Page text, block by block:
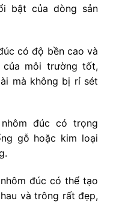
bật của dòng sản
có độ bền cao và
môi trường tốt,
mà không bị rỉ sét
đúc có trọng
gỗ hoặc kim loại
đúc có thể tạo
và trông rất đẹp,